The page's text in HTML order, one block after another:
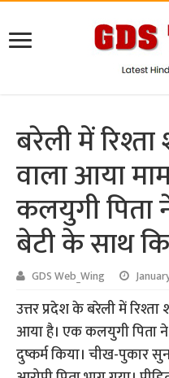
बरेली में
वाला आया
कलयुगी
बेटी के साथ
GDS Web_Wing
उत्तर प्रदेश के बरेली में
आया है। एक कलयुगी पिता
दुष्कर्म किया। चीख-पुकार